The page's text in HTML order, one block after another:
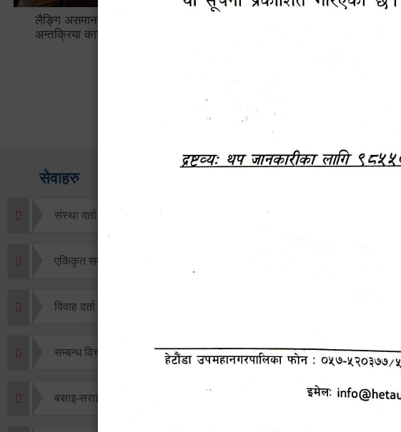
लैङ्गि असमानताका विबिध पक्षहरु विषयक
अन्तक्रिया कार्यक्रम
सेवाहरु
संस्था दर्ता सिफारिस
एकिकृत सम्पत्ति कर/घर जग्गा कर
विवाह दर्ता
सम्बन्ध विच्छेद दर्ता
बसाइ-सराई जाने/आउने दर्ता